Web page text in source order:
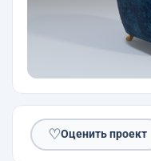
♡Оценить проект